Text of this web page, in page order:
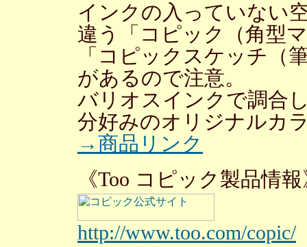
インクの入っていない
違う「コピック（角型
「コピックスケッチ（
があるので注意。
バリオスインクで調合
分好みのオリジナルカ
→商品リンク
《Too コピック製品情
http://www.too.com/copic/